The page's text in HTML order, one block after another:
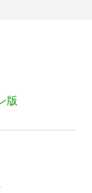
版